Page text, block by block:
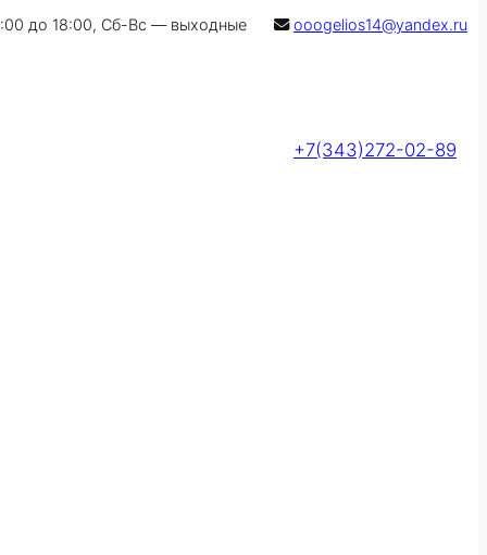
до 18:00, Сб-Вс — выходные ooogelios14@yandex.ru
+7(343)272-02-89